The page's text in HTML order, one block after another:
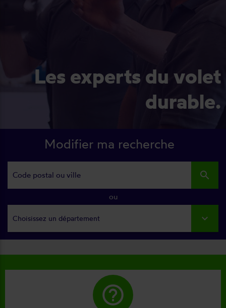
Les experts du volet
durable.
Modifier ma recherche
search
ou
Choisissez un département
help_outline